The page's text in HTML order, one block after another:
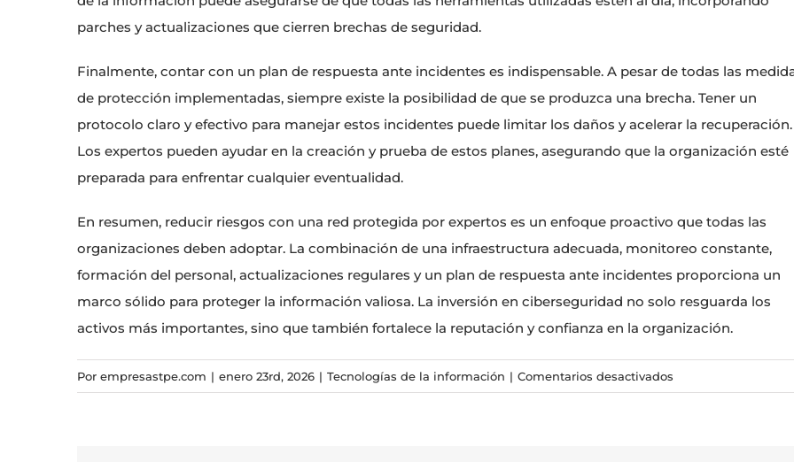
parches y actualizaciones que cierren brechas de seguridad.
Finalmente, contar con un plan de respuesta ante incidentes es indispensable. A pesar de todas las
de protección implementadas, siempre existe la posibilidad de que se produzca una brecha. Tener un
protocolo claro y efectivo para manejar estos incidentes puede limitar los daños y acelerar la recuperación.
Los expertos pueden ayudar en la creación y prueba de estos planes, asegurando que la organización esté
preparada para enfrentar cualquier eventualidad.
En resumen, reducir riesgos con una red protegida por expertos es un enfoque proactivo que todas las
organizaciones deben adoptar. La combinación de una infraestructura adecuada, monitoreo constante,
formación del personal, actualizaciones regulares y un plan de respuesta ante incidentes proporciona un
marco sólido para proteger la información valiosa. La inversión en ciberseguridad no solo resguarda los
activos más importantes, sino que también fortalece la reputación y confianza en la organización.
Por empresastpe.com | enero 23rd, 2026 | Tecnologías de la información | Comentarios desactivados